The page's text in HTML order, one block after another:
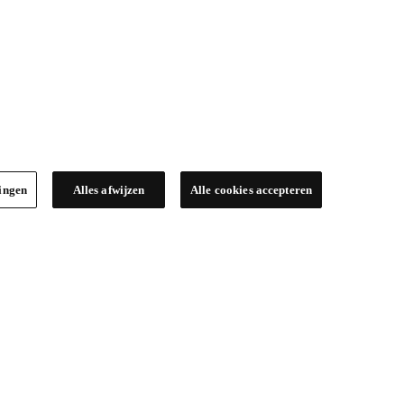
Alles afwijzen Alle cookies accepteren